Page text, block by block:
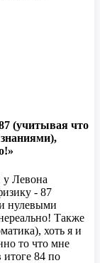
(учитывая что
у Левона
- 87
нулевыми
Также
хоть я и
то что мне
84 по